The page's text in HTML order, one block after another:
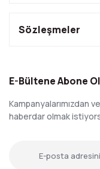
Sözleşmeler
E-Bültene Abone
Kampanyalarımızdan
haberdar olmak